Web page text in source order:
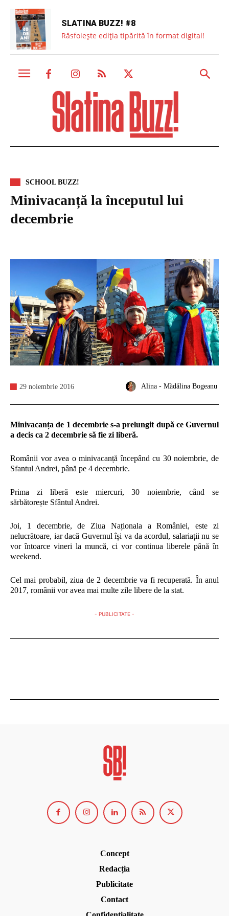
SLATINA BUZZ! #8
Răsfoiește ediția tipărită în format digital!
SCHOOL BUZZ!
Minivacanță la începutul lui
decembrie
Alina - Mădălina Bogeanu
29 noiembrie 2016
Minivacanța de 1 decembrie s-a prelungit după ce Guvernul
a decis ca 2 decembrie să fie zi liberă.
Românii vor avea o minivacanță începând cu 30 noiembrie, de
Sfantul Andrei, până pe 4 decembrie.
Prima zi liberă este miercuri, 30 noiembrie, când se
sărbătorește Sfântul Andrei.
Joi, 1 decembrie, de Ziua Naționala a României, este zi
nelucrătoare, iar dacă Guvernul își va da acordul, salariații nu se
vor întoarce vineri la muncă, ci vor continua liberele până în
weekend.
Cel mai probabil, ziua de 2 decembrie va fi recuperată. În anul
2017, românii vor avea mai multe zile libere de la stat.
- PUBLICITATE -
Concept
Redacția
Publicitate
Contact